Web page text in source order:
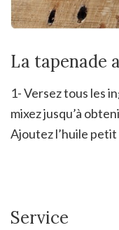
La tapenade
1- Versez tous les
mixez jusqu’à
Ajoutez l’huile
Service